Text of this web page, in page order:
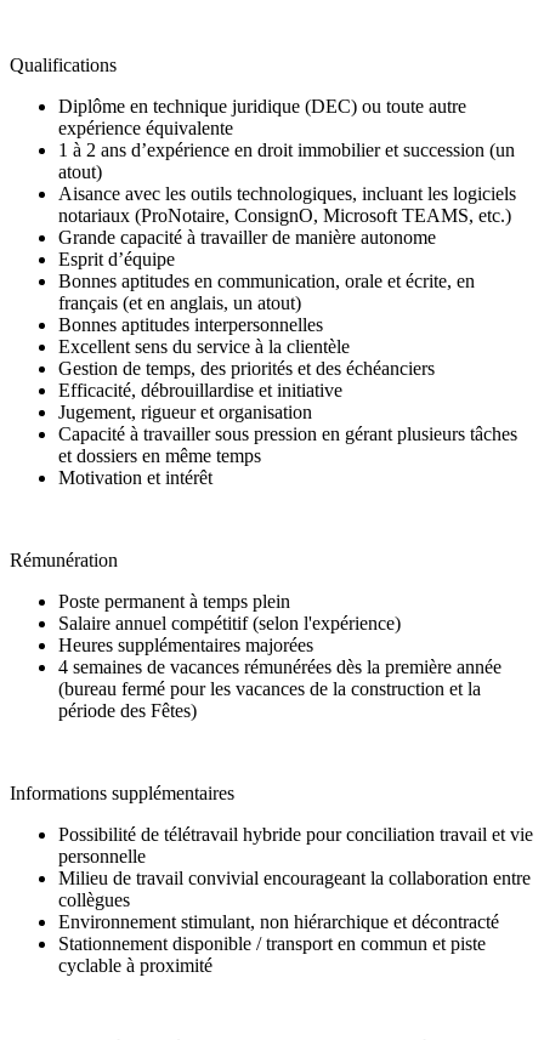
Qualifications
Diplôme en technique juridique (DEC) ou toute autre
expérience équivalente
1 à 2 ans d’expérience en droit immobilier et succession (un
atout)
Aisance avec les outils technologiques, incluant les logiciels
notariaux (ProNotaire, ConsignO, Microsoft TEAMS, etc.)
Grande capacité à travailler de manière autonome
Esprit d’équipe
Bonnes aptitudes en communication, orale et écrite, en
français (et en anglais, un atout)
Bonnes aptitudes interpersonnelles
Excellent sens du service à la clientèle
Gestion de temps, des priorités et des échéanciers
Efficacité, débrouillardise et initiative
Jugement, rigueur et organisation
Capacité à travailler sous pression en gérant plusieurs tâches
et dossiers en même temps
Motivation et intérêt
Rémunération
Poste permanent à temps plein
Salaire annuel compétitif (selon l'expérience)
Heures supplémentaires majorées
4 semaines de vacances rémunérées dès la première année
(bureau fermé pour les vacances de la construction et la
période des Fêtes)
Informations supplémentaires
Possibilité de télétravail hybride pour conciliation travail et vie
personnelle
Milieu de travail convivial encourageant la collaboration entre
collègues
Environnement stimulant, non hiérarchique et décontracté
Stationnement disponible / transport en commun et piste
cyclable à proximité